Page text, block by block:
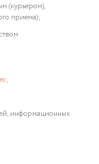
(курьером),
приема);
;
информационных